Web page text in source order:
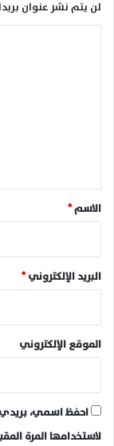
لن يتم نشر عنوان
*
الاسم*
البريد الإلكتروني*
الموقع الإلكتروني
احفظ اسمي، بريدي
لاستخدامها المرة